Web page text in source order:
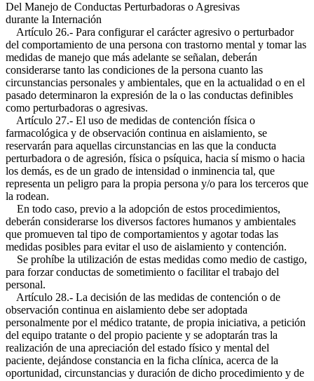
Del Manejo de Conductas Perturbadoras o Agresivas
durante la Internación
Artículo 26.- Para configurar el carácter agresivo o perturbador
del comportamiento de una persona con trastorno mental y tomar las
medidas de manejo que más adelante se señalan, deberán
considerarse tanto las condiciones de la persona cuanto las
circunstancias personales y ambientales, que en la actualidad o en el
pasado determinaron la expresión de la o las conductas definibles
como perturbadoras o agresivas.
Artículo 27.- El uso de medidas de contención física o
farmacológica y de observación continua en aislamiento, se
reservarán para aquellas circunstancias en las que la conducta
perturbadora o de agresión, física o psíquica, hacia sí mismo o hacia
los demás, es de un grado de intensidad o inminencia tal, que
representa un peligro para la propia persona y/o para los terceros que
la rodean.
En todo caso, previo a la adopción de estos procedimientos,
deberán considerarse los diversos factores humanos y ambientales
que promueven tal tipo de comportamientos y agotar todas las
medidas posibles para evitar el uso de aislamiento y contención.
Se prohíbe la utilización de estas medidas como medio de castigo,
para forzar conductas de sometimiento o facilitar el trabajo del
personal.
Artículo 28.- La decisión de las medidas de contención o de
observación continua en aislamiento debe ser adoptada
personalmente por el médico tratante, de propia iniciativa, a petición
del equipo tratante o del propio paciente y se adoptarán tras la
realización de una apreciación del estado físico y mental del
paciente, dejándose constancia en la ficha clínica, acerca de la
oportunidad, circunstancias y duración de dicho procedimiento y de